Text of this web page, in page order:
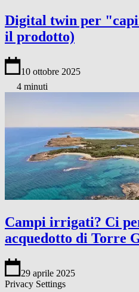
Digital twin per
il prodotto)
10 ottobre 2025
4 minuti
Campi irrigati? Ci
acquedotto di Torre
29 aprile 2025
Privacy Settings